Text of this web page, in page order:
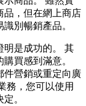
品，但在網上商店
別暢銷產品。
明是成功的。 其
買感到滿意。
件營銷或重定向廣
務，您可以使用
。